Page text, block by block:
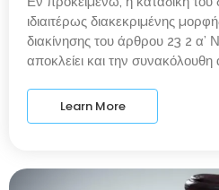
ιδιαιτέρως διακεκριµένης
διακίνησης του άρθρου 23 2 α’
αποκλείει και την
Learn More